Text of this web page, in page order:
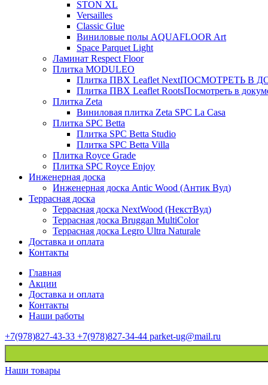
STON XL
Versailles
Classic Glue
Виниловые полы AQUAFLOOR Art
Space Parquet Light
Ламинат Respect Floor
Плитка MODULEO
Плитка ПВХ Leaflet NextПОСМОТРЕТЬ В
Плитка ПВХ Leaflet RootsПосмотреть в
Плитка Zeta
Виниловая плитка Zeta SPC La Casa
Плитка SPC Betta
Плитка SPC Betta Studio
Плитка SPC Betta Villa
Плитка Royce Grade
Плитка SPC Royce Enjoy
Инженерная доска
Инженерная доска Antic Wood (Антик Вуд)
Террасная доска
Террасная доска NextWood (НекстВуд)
Террасная доска Bruggan MultiColor
Террасная доска Legro Ultra Naturale
Доставка и оплата
Контакты
Главная
Акции
Доставка и оплата
Контакты
Наши работы
+7(978)827-43-33 +7(978)827-34-44 parket-ug@mail.ru
Наши товары